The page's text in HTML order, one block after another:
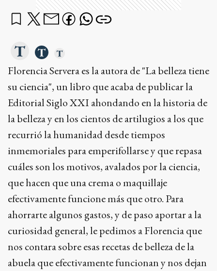
Florencia Servera es la autora de "La belleza tiene
su ciencia", un libro que acaba de publicar la
Editorial Siglo XXI ahondando en la historia de
la belleza y en los cientos de artilugios a los que
recurrió la humanidad desde tiempos
inmemoriales para emperifollarse y que repasa
cuáles son los motivos, avalados por la ciencia,
que hacen que una crema o maquillaje
efectivamente funcione más que otro. Para
ahorrarte algunos gastos, y de paso aportar a la
curiosidad general, le pedimos a Florencia que
nos contara sobre esas recetas de belleza de la
abuela que efectivamente funcionan y nos dejan